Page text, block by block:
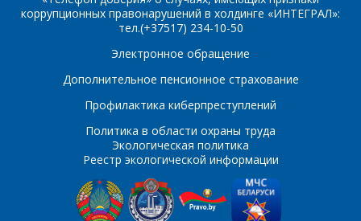
коррупционных правонарушений в холдинге «ИНТЕГРАЛ»:
тел.(+37517) 234-10-50
Электронное обращение
Дополнительное пенсионное страхование
Профилактика киберпреступлений
Политика в области охраны труда
Экологическая политика
Реестр экологической информации
ОТПРАВИТЬ